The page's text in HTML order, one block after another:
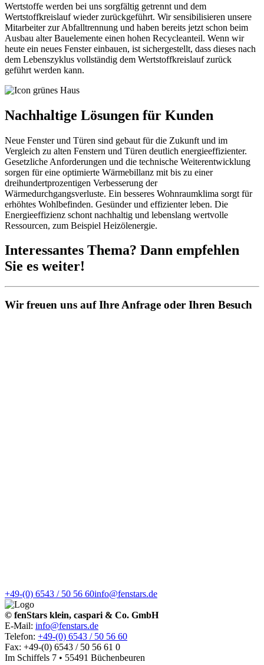
Wertstoffe werden bei uns sorgfältig getrennt und dem
Wertstoffkreislauf wieder zurückgeführt. Wir sensibilisieren unsere
Mitarbeiter zur Abfalltrennung und haben bereits jetzt schon beim
Ausbau alter Bauelemente einen hohen Recycleanteil. Wenn wir
heute ein neues Fenster einbauen, ist sichergestellt, dass dieses nach
dem Lebenszyklus vollständig dem Wertstoffkreislauf zurück
geführt werden kann.
Nachhaltige Lösungen für Kunden
Neue Fenster und Türen sind gebaut für die Zukunft und im
Vergleich zu alten Fenstern und Türen deutlich energieeffizienter.
Gesetzliche Anforderungen und die technische Weiterentwicklung
sorgen für eine optimierte Wärmebillanz mit bis zu einer
dreihundertprozentigen Verbesserung der
Wärmedurchgangsverluste. Ein besseres Wohnraumklima sorgt für
erhöhtes Wohlbefinden. Gesünder und effizienter leben. Die
Energieeffizienz schont nachhaltig und lebenslang wertvolle
Ressourcen, zum Beispiel Heizölenergie.
Interessantes Thema? Dann empfehlen
Sie es weiter!
Wir freuen uns auf Ihre Anfrage oder Ihren Besuch
+49-(0) 6543 / 50 56 60info@fenstars.de
© fenStars klein, caspari & Co. GmbH
E-Mail: info@fenstars.de
Telefon: +49-(0) 6543 / 50 56 60
Fax: +49-(0) 6543 / 50 56 61 0
Im Schiffels 7 • 55491 Büchenbeuren